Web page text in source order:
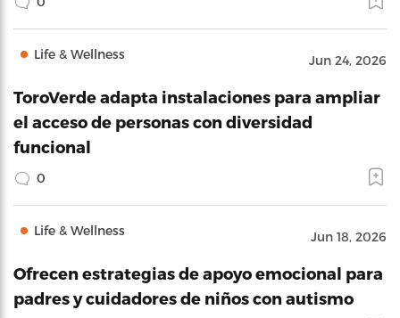
Life & Wellness Jun 24, 2026
ToroVerde adapta instalaciones para ampliar
el acceso de personas con diversidad
funcional
0
Life & Wellness Jun 18, 2026
Ofrecen estrategias de apoyo emocional para
padres y cuidadores de niños con autismo